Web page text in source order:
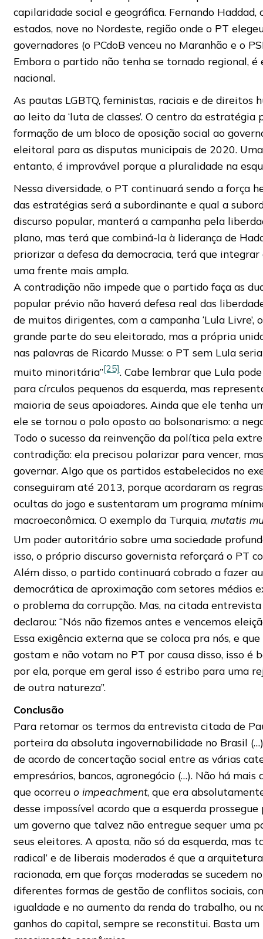
capilaridade social e geográfica. Fernando Haddad,
estados, nove no Nordeste, região onde o PT
governadores (o PCdoB venceu no Maranhão e o
Embora o partido não tenha se tornado regional, é
nacional.
As pautas LGBTQ, feministas, raciais e de direitos
ao leito da ‘luta de classes’. O centro da estratégia
formação de um bloco de oposição social ao
eleitoral para as disputas municipais de 2020.
entanto, é improvável porque a pluralidade na
Nessa diversidade, o PT continuará sendo a força
das estratégias será a subordinante e qual a
discurso popular, manterá a campanha pela
plano, mas terá que combiná-la à liderança de
priorizar a defesa da democracia, terá que
uma frente mais ampla.
A contradição não impede que o partido faça as
popular prévio não haverá defesa real das
de muitos dirigentes, com a campanha ‘Lula Livre’,
grande parte do seu eleitorado, mas a própria
nas palavras de Ricardo Musse: o PT sem Lula
muito minoritária”[25]. Cabe lembrar que Lula
para círculos pequenos da esquerda, mas
maioria de seus apoiadores. Ainda que ele tenha
ele se tornou o polo oposto ao bolsonarismo: a
Todo o sucesso da reinvenção da política pela
contradição: ela precisou polarizar para vencer,
governar. Algo que os partidos estabelecidos no
conseguiram até 2013, porque acordaram as
ocultas do jogo e sustentaram um programa
macroeconômica. O exemplo da Turquia, mutatis
Um poder autoritário sobre uma sociedade
isso, o próprio discurso governista reforçará o PT
Além disso, o partido continuará cobrado a fazer
democrática de aproximação com setores médios
o problema da corrupção. Mas, na citada
declarou: “Nós não fizemos antes e vencemos
Essa exigência externa que se coloca pra nós, e
gostam e não votam no PT por causa disso, isso é
por ela, porque em geral isso é estribo para uma
de outra natureza”.
Conclusão
Para retomar os termos da entrevista citada de
porteira da absoluta ingovernabilidade no Brasil
de acordo de concertação social entre as várias
empresários, bancos, agronegócio (…). Não há mais
que ocorreu o impeachment, que era
desse impossível acordo que a esquerda
um governo que talvez não entregue sequer uma
seus eleitores. A aposta, não só da esquerda, mas
radical’ e de liberais moderados é que a
racionada, em que forças moderadas se sucedem
diferentes formas de gestão de conflitos sociais,
igualdade e no aumento da renda do trabalho, ou
ganhos do capital, sempre se reconstitui. Basta